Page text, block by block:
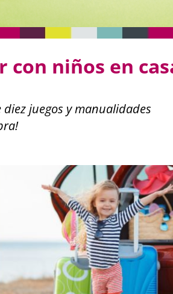
con niños en
juegos y manualidades